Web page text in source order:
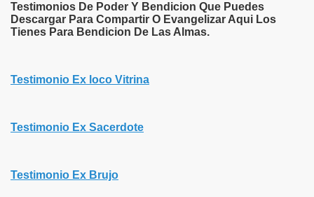
Testimonios De Poder Y Bendicion Que Puedes
Descargar Para Compartir O Evangelizar Aqui Los
Tienes Para Bendicion De Las Almas.
Testimonio Ex loco Vitrina
Testimonio Ex Sacerdote
Testimonio Ex Brujo